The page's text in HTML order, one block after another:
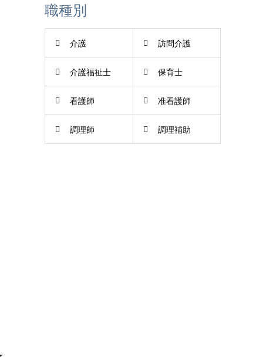
職種別
介護 訪問介護
介護福祉士 保育士
看護師 准看護師
調理師 調理補助